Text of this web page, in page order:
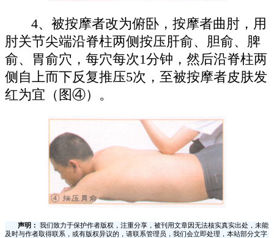
4、被按摩者改为俯卧，按摩者曲肘，用
肘关节尖端沿脊柱两侧按压肝俞、胆俞、脾
俞、胃俞穴，每穴每次1分钟，然后沿脊柱两
侧自上而下反复推压5次，至被按摩者皮肤发
红为宜（图④）。
声明：
我们致力于保护作者版权，注重分享，被刊用文章因无法核实真实出处，未能
及时与作者取得联系，或有版权异议的，请联系管理员，我们会立即处理，本站部分文字